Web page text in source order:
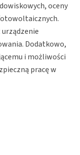
oceny
Dodatkowo,
i możliwości
pracę w